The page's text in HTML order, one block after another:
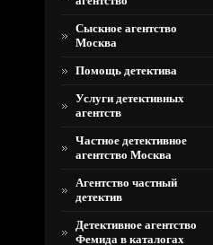
Сыскное агентство
Москва
Помощь детектива
Услуги детективных
агентств
Частное детективное
агентство Москва
Агентство частный
детектив
Детективное агентство
Фемида в каталогах